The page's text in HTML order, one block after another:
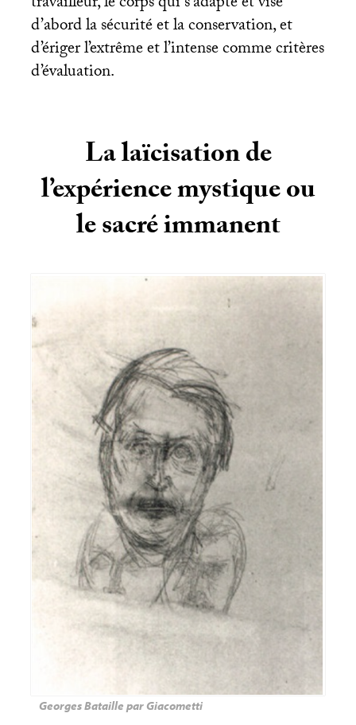
d’abord la sécurité et la conservation, et
d’ériger l’extrême et l’intense comme critères
d’évaluation.
La laïcisation de
l’expérience mystique ou
le sacré immanent
Georges Bataille par Giacometti